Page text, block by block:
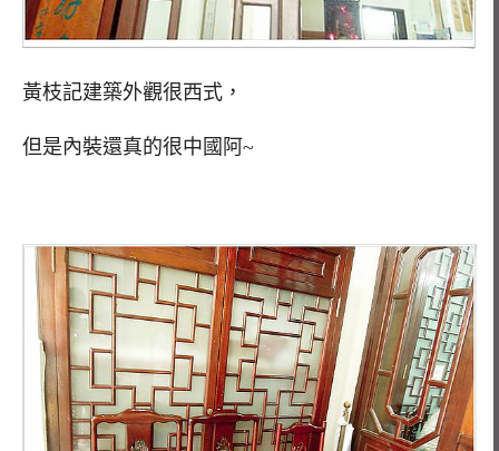
黃枝記建築外觀很西式，
但是內裝還真的很中國阿~